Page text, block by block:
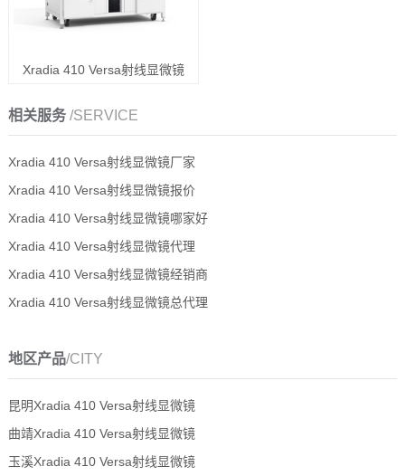
Xradia 410 Versa射线显微镜
相关服务 /SERVICE
Xradia 410 Versa射线显微镜厂家
Xradia 410 Versa射线显微镜报价
Xradia 410 Versa射线显微镜哪家好
Xradia 410 Versa射线显微镜代理
Xradia 410 Versa射线显微镜经销商
Xradia 410 Versa射线显微镜总代理
地区产品/CITY
昆明Xradia 410 Versa射线显微镜
曲靖Xradia 410 Versa射线显微镜
玉溪Xradia 410 Versa射线显微镜